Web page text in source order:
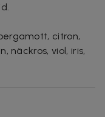
citron,
näckros, viol, iris,